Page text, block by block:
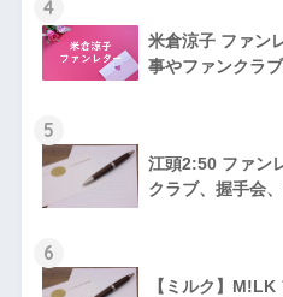
4
米倉涼子 ファン
事やファンクラ
5
江頭2:50 ファン
クラブ、握手会
6
【ミルク】